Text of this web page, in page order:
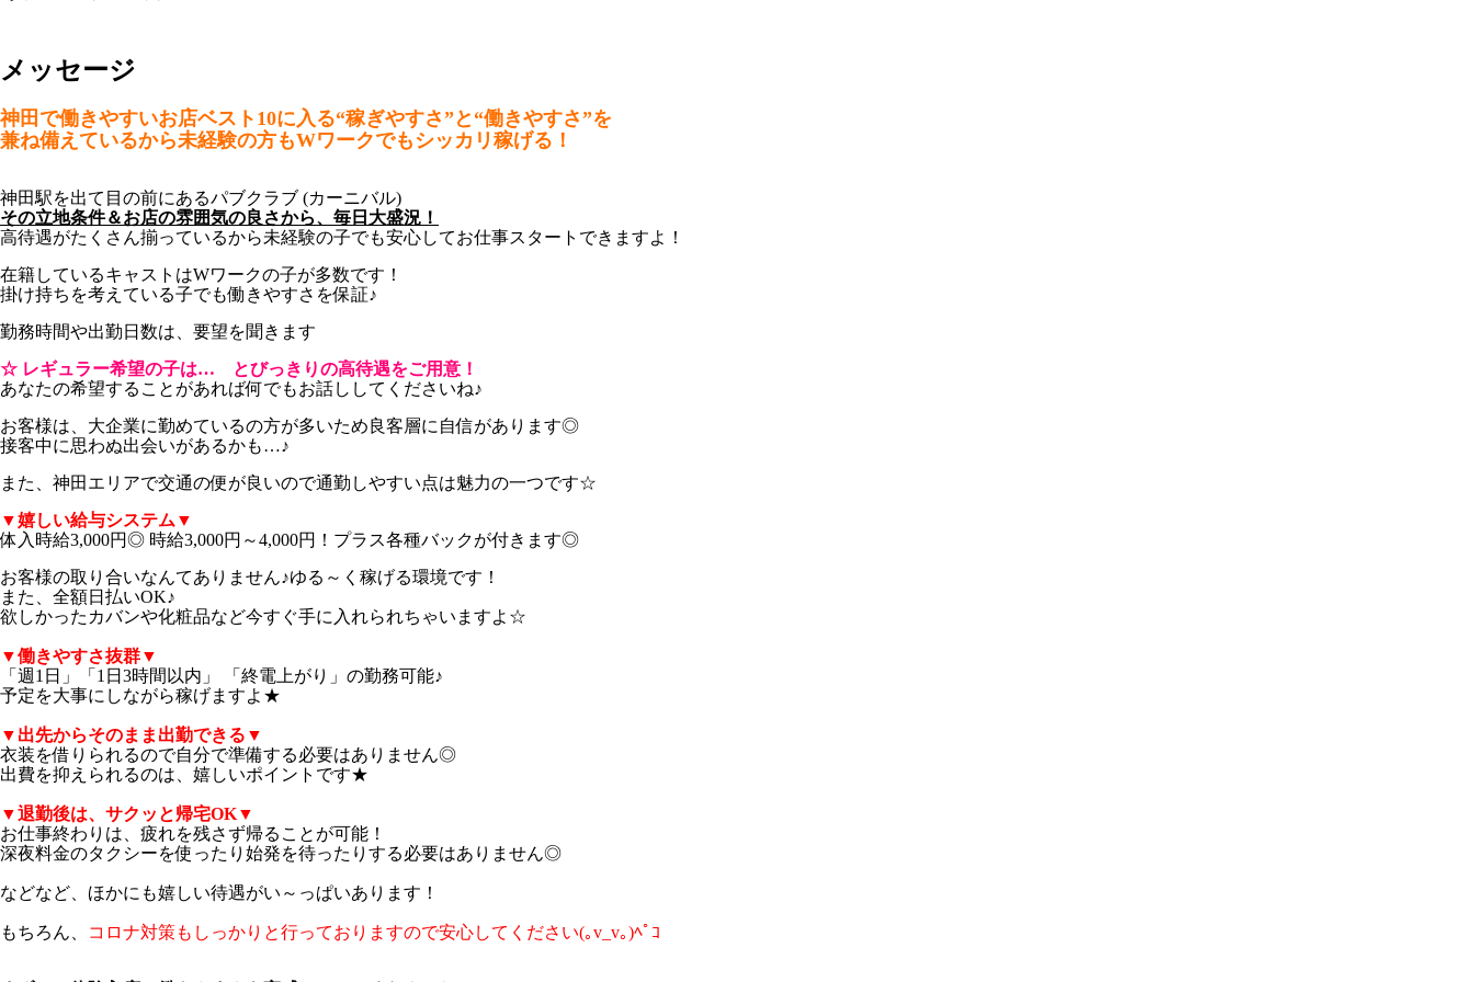
メッセージ
神田で働きやすいお店ベスト10に入る“稼ぎやすさ”と“働きやすさ”を
兼ね備えているから未経験の方もWワークでもシッカリ稼げる！
神田駅を出て目の前にあるパブクラブ (カーニバル)
その立地条件＆お店の雰囲気の良さから、毎日大盛況！
高待遇がたくさん揃っているから未経験の子でも安心してお仕事スタートできますよ！
在籍しているキャストはWワークの子が多数です！
掛け持ちを考えている子でも働きやすさを保証♪
勤務時間や出勤日数は、要望を聞きます
☆ レギュラー希望の子は… とびっきりの高待遇をご用意！
あなたの希望することがあれば何でもお話ししてくださいね♪
お客様は、大企業に勤めているの方が多いため良客層に自信があります◎
接客中に思わぬ出会いがあるかも…♪
また、神田エリアで交通の便が良いので通勤しやすい点は魅力の一つです☆
▼嬉しい給与システム▼
体入時給3,000円◎ 時給3,000円～4,000円！プラス各種バックが付きます◎
お客様の取り合いなんてありません♪ゆる～く稼げる環境です！
また、全額日払いOK♪
欲しかったカバンや化粧品など今すぐ手に入れられちゃいますよ☆
▼働きやすさ抜群▼
「週1日」「1日3時間以内」 「終電上がり」の勤務可能♪
予定を大事にしながら稼げますよ★
▼出先からそのまま出勤できる▼
衣装を借りられるので自分で準備する必要はありません◎
出費を抑えられるのは、嬉しいポイントです★
▼退勤後は、サクッと帰宅OK▼
お仕事終わりは、疲れを残さず帰ることが可能！
深夜料金のタクシーを使ったり始発を待ったりする必要はありません◎
などなど、ほかにも嬉しい待遇がい～っぱいあります！
もちろん、 コロナ対策もしっかりと行っておりますので安心してください(｡v_v｡)ﾍﾟｺ